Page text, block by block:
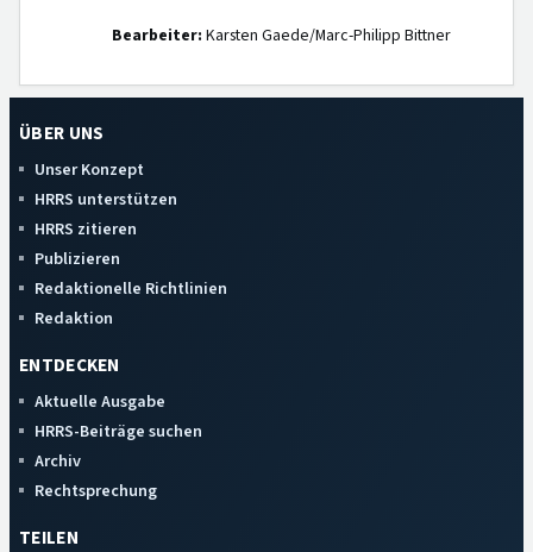
Bearbeiter: Karsten Gaede/Marc-Philipp Bittner
ÜBER UNS
Unser Konzept
HRRS unterstützen
HRRS zitieren
Publizieren
Redaktionelle Richtlinien
Redaktion
ENTDECKEN
Aktuelle Ausgabe
HRRS-Beiträge suchen
Archiv
Rechtsprechung
TEILEN